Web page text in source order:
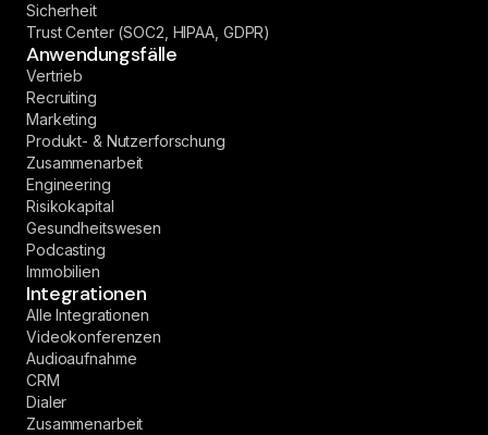
Sicherheit
Trust Center (SOC2, HIPAA, GDPR)
Anwendungsfälle
Vertrieb
Recruiting
Marketing
Produkt- & Nutzerforschung
Zusammenarbeit
Engineering
Risikokapital
Gesundheitswesen
Podcasting
Immobilien
Integrationen
Alle Integrationen
Videokonferenzen
Audioaufnahme
CRM
Dialer
Zusammenarbeit